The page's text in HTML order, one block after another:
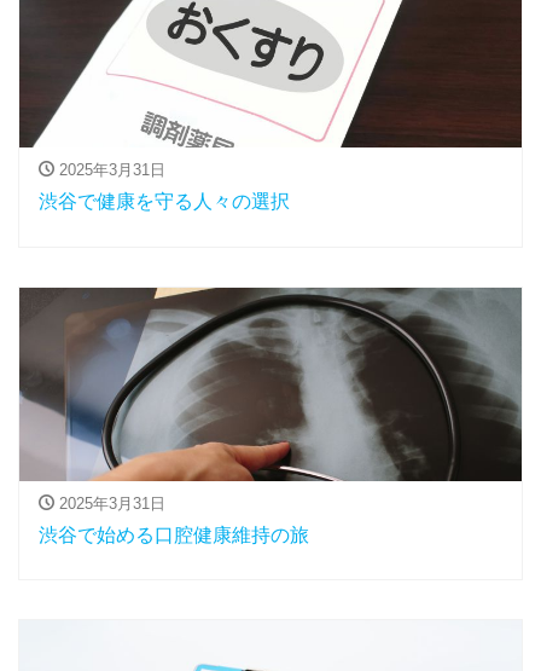
2025年3月31日
渋谷で健康を守る人々の選択
2025年3月31日
渋谷で始める口腔健康維持の旅